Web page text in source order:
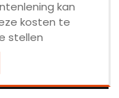
kan
kosten te
stellen